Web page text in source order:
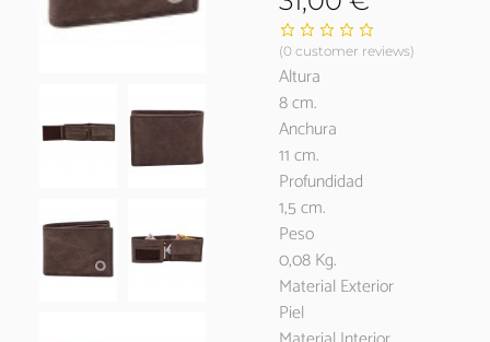
(0 customer reviews)
Altura
8 cm.
Anchura
11 cm.
Profundidad
1,5 cm.
Peso
0,08 Kg.
Material Exterior
Piel